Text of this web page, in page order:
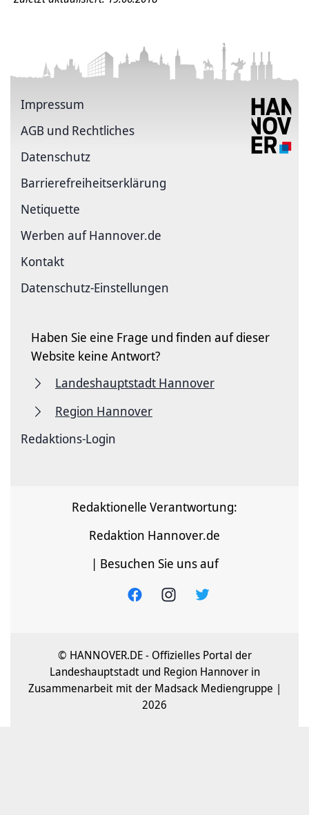
Impressum
AGB und Rechtliches
Datenschutz
Barriere­freiheits­erklärung
Netiquette
Werben auf Hannover.de
Kontakt
Datenschutz-Einstellungen
Haben Sie eine Frage und finden auf dieser
Website keine Antwort?
Landeshauptstadt Hannover
Region Hannover
Redaktions-Login
Redaktionelle Verantwortung:
Redaktion Hannover.de
| Besuchen Sie uns auf
© HANNOVER.DE - Offizielles Portal der
Landeshauptstadt und Region Hannover in
Zusammenarbeit mit der Madsack Mediengruppe |
2026